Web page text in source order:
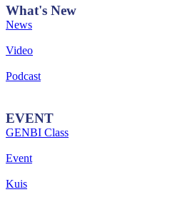
What's New
News
Video
Podcast
EVENT
GENBI Class
Event
Kuis